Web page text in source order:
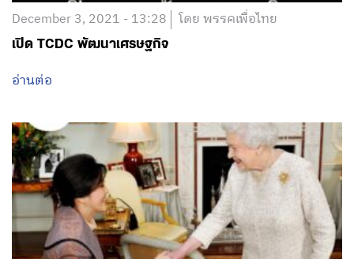
December 3, 2021 - 13:28 โดย พรรคเพื่อไทย
เปิด TCDC พัฒนาเศรษฐกิจ
อ่านต่อ